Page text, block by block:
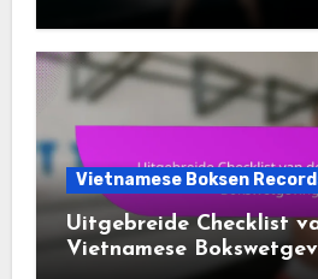
Vietnamese Boksen
Uitgebreide Checklist
Vietnamese